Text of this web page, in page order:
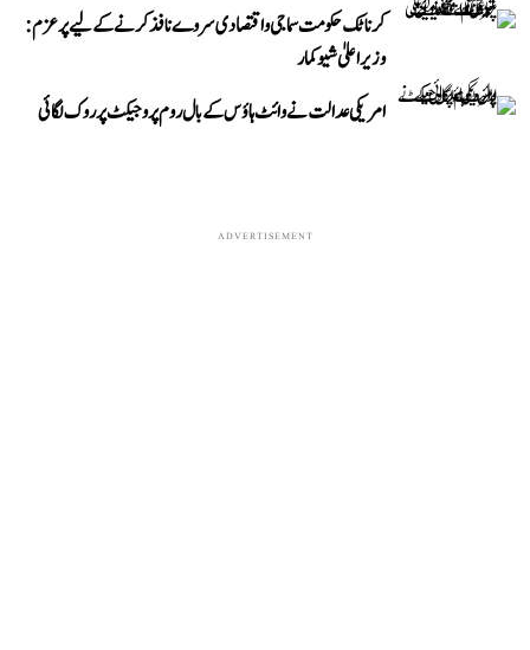
کرناٹک حکومت سماجی و اقتصادی سروے نافذ کرنے کے لیے پرعزم:
وزیر اعلیٰ شیوکمار
امریکی عدالت نے وائٹ ہاؤس کے بال روم پروجیکٹ پر روک لگائی
ADVERTISEMENT